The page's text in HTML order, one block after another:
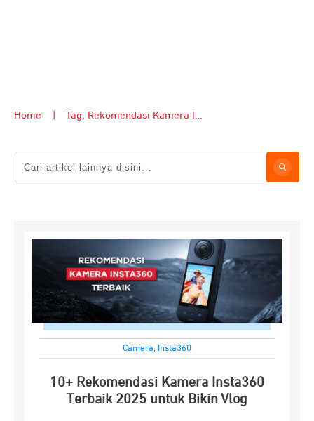
Home Tag: Rekomendasi Kamera Insta360
Camera, Insta360
10+ Rekomendasi Kamera Insta360
Terbaik 2025 untuk Bikin Vlog